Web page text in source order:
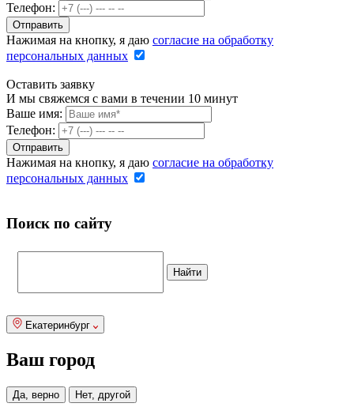
Телефон:
Нажимая на кнопку, я даю согласие на обработку
персональных данных
Оставить заявку
И мы свяжемся с вами в течении 10 минут
Ваше имя:
Телефон:
Нажимая на кнопку, я даю согласие на обработку
персональных данных
Поиск по сайту
Екатеринбург
Ваш город
Да, верно Нет, другой